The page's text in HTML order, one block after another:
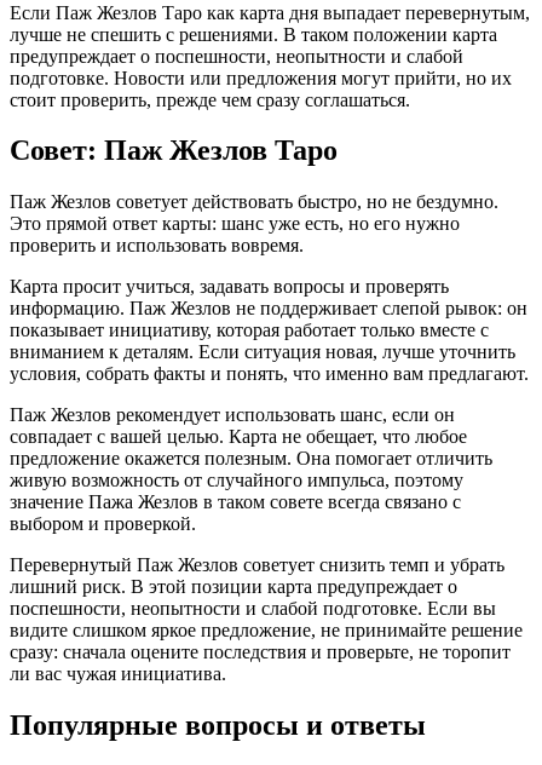
Если Паж Жезлов Таро как карта дня выпадает перевернутым,
лучше не спешить с решениями. В таком положении карта
предупреждает о поспешности, неопытности и слабой
подготовке. Новости или предложения могут прийти, но их
стоит проверить, прежде чем сразу соглашаться.
Совет: Паж Жезлов Таро
Паж Жезлов советует действовать быстро, но не бездумно.
Это прямой ответ карты: шанс уже есть, но его нужно
проверить и использовать вовремя.
Карта просит учиться, задавать вопросы и проверять
информацию. Паж Жезлов не поддерживает слепой рывок: он
показывает инициативу, которая работает только вместе с
вниманием к деталям. Если ситуация новая, лучше уточнить
условия, собрать факты и понять, что именно вам предлагают.
Паж Жезлов рекомендует использовать шанс, если он
совпадает с вашей целью. Карта не обещает, что любое
предложение окажется полезным. Она помогает отличить
живую возможность от случайного импульса, поэтому
значение Пажа Жезлов в таком советe всегда связано с
выбором и проверкой.
Перевернутый Паж Жезлов советует снизить темп и убрать
лишний риск. В этой позиции карта предупреждает о
поспешности, неопытности и слабой подготовке. Если вы
видите слишком яркое предложение, не принимайте решение
сразу: сначала оцените последствия и проверьте, не торопит
ли вас чужая инициатива.
Популярные вопросы и ответы